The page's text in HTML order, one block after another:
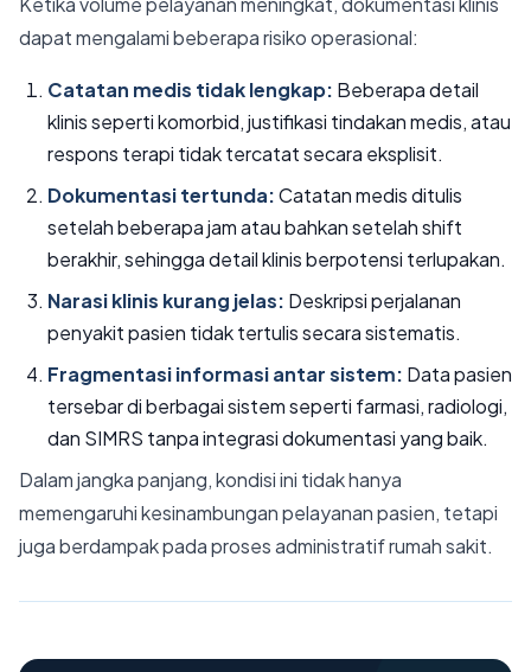
dapat mengalami beberapa risiko operasional:
Catatan medis tidak lengkap: Beberapa detail
klinis seperti komorbid, justifikasi tindakan medis, atau
respons terapi tidak tercatat secara eksplisit.
Dokumentasi tertunda:Catatan medis ditulis
setelah beberapa jam atau bahkan setelah shift
berakhir, sehingga detail klinis berpotensi terlupakan.
Narasi klinis kurang jelas: Deskripsi perjalanan
penyakit pasien tidak tertulis secara sistematis.
Fragmentasi informasi antar sistem: Data pasien
tersebar di berbagai sistem seperti farmasi, radiologi,
dan SIMRS tanpa integrasi dokumentasi yang baik.
Dalam jangka panjang, kondisi ini tidak hanya
memengaruhi kesinambungan pelayanan pasien, tetapi
juga berdampak pada proses administratif rumah sakit.